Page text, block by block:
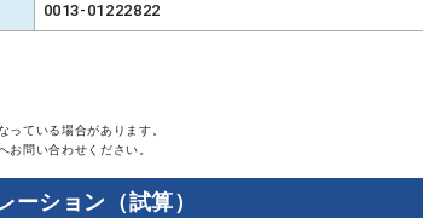
0013-01222822
ている場合があります。
お問い合わせください。
ーション（試算）